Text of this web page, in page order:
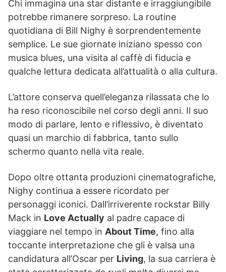
Chi immagina una star distante e irraggiungibile
potrebbe rimanere sorpreso. La routine
quotidiana di Bill Nighy è sorprendentemente
semplice. Le sue giornate iniziano spesso con
musica blues, una visita al caffè di fiducia e
qualche lettura dedicata all’attualità o alla cultura.
L’attore conserva quell’eleganza rilassata che lo
ha reso riconoscibile nel corso degli anni. Il suo
modo di parlare, lento e riflessivo, è diventato
quasi un marchio di fabbrica, tanto sullo
schermo quanto nella vita reale.
Dopo oltre ottanta produzioni cinematografiche,
Nighy continua a essere ricordato per
personaggi iconici. Dall’irriverente rockstar Billy
Mack in Love Actually al padre capace di
viaggiare nel tempo in About Time, fino alla
toccante interpretazione che gli è valsa una
candidatura all’Oscar per Living, la sua carriera è